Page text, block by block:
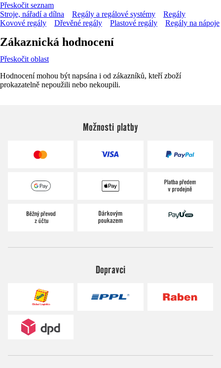
Přeskočit seznam
Stroje, nářadí a dílna
Regály a regálové systémy
Regály
Kovové regály
Dřevěné regály Plastové regály Regály na nápoje
Zákaznická hodnocení
Přeskočit oblast
Hodnocení mohou být napsána i od zákazníků, kteří zboží
prokazatelně nepoužili nebo nekoupili.
Možnosti platby
Dopravci